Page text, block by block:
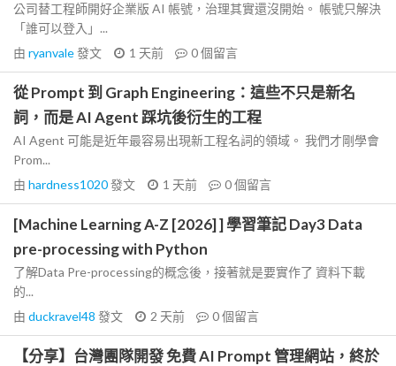
公司替工程師開好企業版 AI 帳號，治理其實還沒開始。 帳號只解決
「誰可以登入」...
由 ryanvale發文 1 天前 0個留言
從 Prompt 到 Graph Engineering：這些不只是新名
詞，而是 AI Agent 踩坑後衍生的工程
AI Agent 可能是近年最容易出現新工程名詞的領域。 我們才剛學會
Prom...
由 hardness1020發文 1 天前 0個留言
[Machine Learning A-Z [2026] ] 學習筆記 Day3 Data
pre-processing with Python
了解Data Pre-processing的概念後，接著就是要實作了 資料下載
的...
由 duckravel48 發文 2 天前 0個留言
【分享】台灣團隊開發 免費 AI Prompt 管理網站，終於